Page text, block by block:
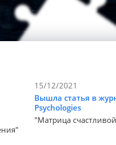
15/12/2021
Вышла статья в
Psychologies
"Матрица